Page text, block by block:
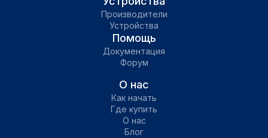
Производители
Устройства
Помощь
Документация
Форум
О нас
Как начать
Где купить
О нас
Блог